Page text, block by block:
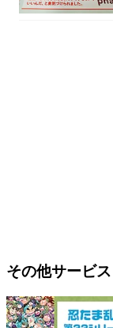
その他サービス